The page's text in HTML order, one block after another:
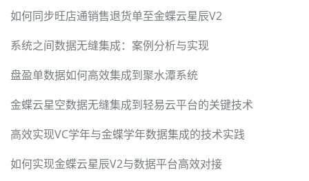
如何同步旺店通销售退货单至金蝶云星辰V2
系统之间数据无缝集成：案例分析与实现
盘盈单数据如何高效集成到聚水潭系统
金蝶云星空数据无缝集成到轻易云平台的关键技术
高效实现VC学年与金蝶学年数据集成的技术实践
如何实现金蝶云星辰V2与数据平台高效对接